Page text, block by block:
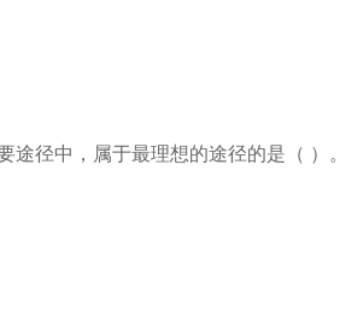
途径中，属于最理想的途径的是（ ）。